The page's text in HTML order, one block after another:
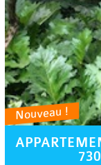
Nouveau !